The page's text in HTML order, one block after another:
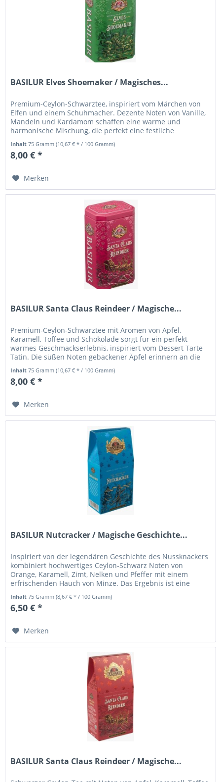
BASILUR Elves Shoemaker / Magisches...
Premium-Ceylon-Schwarztee, inspiriert vom Märchen von
Elfen und einem Schuhmacher. Dezente Noten von Vanille,
Mandeln und Kardamom schaffen eine warme und
harmonische Mischung, die perfekt eine festliche
Inhalt75 Gramm(10,67 € * / 100 Gramm)
8,00 € *
Merken
BASILUR Santa Claus Reindeer / Magische...
Premium-Ceylon-Schwarztee mit Aromen von Apfel,
Karamell, Toffee und Schokolade sorgt für ein perfekt
warmes Geschmackserlebnis, inspiriert vom Dessert Tarte
Tatin. Die süßen Noten gebackener Äpfel erinnern an die
Inhalt75 Gramm(10,67 € * / 100 Gramm)
8,00 € *
Merken
BASILUR Nutcracker / Magische Geschichte...
Inspiriert von der legendären Geschichte des Nussknackers
kombiniert hochwertiges Ceylon-Schwarz Noten von
Orange, Karamell, Zimt, Nelken und Pfeffer mit einem
erfrischenden Hauch von Minze. Das Ergebnis ist eine
Inhalt75 Gramm(8,67 € * / 100 Gramm)
6,50 € *
Merken
BASILUR Santa Claus Reindeer / Magische...